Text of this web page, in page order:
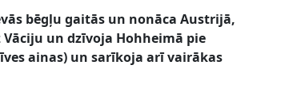
bēgļu gaitās un nonāca Austrijā,
un dzīvoja Hohheimā pie
ainas) un sarīkoja arī vairākas